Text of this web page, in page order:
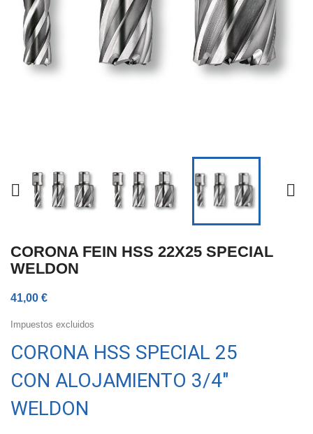
 
CORONA FEIN HSS 22X25 SPECIAL
WELDON
41,00 €
Impuestos excluidos
CORONA HSS SPECIAL 25
CON ALOJAMIENTO 3/4"
WELDON